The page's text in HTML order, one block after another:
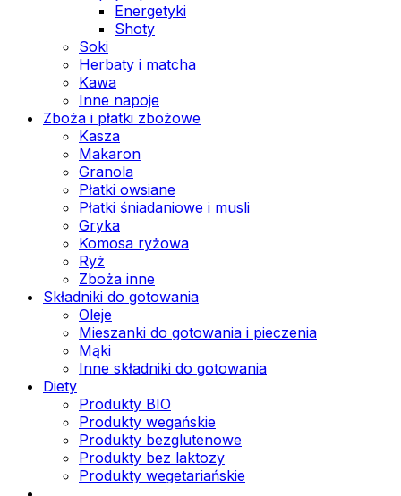
Energetyki
Shoty
Soki
Herbaty i matcha
Kawa
Inne napoje
Zboża i płatki zbożowe
Kasza
Makaron
Granola
Płatki owsiane
Płatki śniadaniowe i musli
Gryka
Komosa ryżowa
Ryż
Zboża inne
Składniki do gotowania
Oleje
Mieszanki do gotowania i pieczenia
Mąki
Inne składniki do gotowania
Diety
Produkty BIO
Produkty wegańskie
Produkty bezglutenowe
Produkty bez laktozy
Produkty wegetariańskie